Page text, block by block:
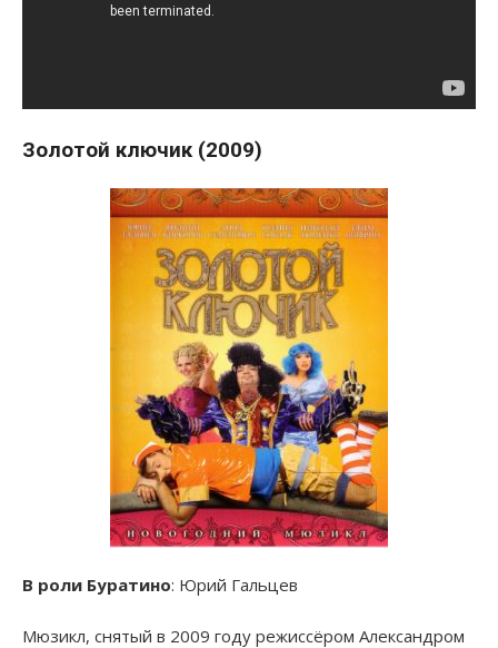
Золотой ключик (2009)
В роли Буратино: Юрий Гальцев
Мюзикл, снятый в 2009 году режиссёром Александром